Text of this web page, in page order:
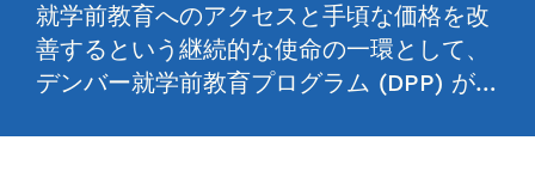
就学前教育へのアクセスと手頃な価格を改
善するという継続的な使命の一環として、
デンバー就学前教育プログラム (DPP) が…